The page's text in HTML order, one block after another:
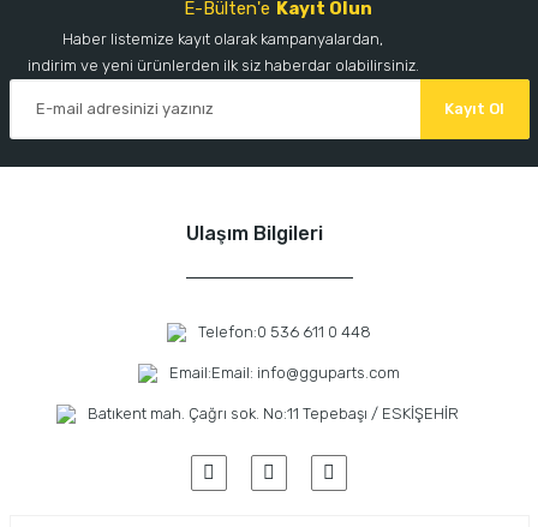
E-Bülten'e Kayıt Olun
Haber listemize kayıt olarak kampanyalardan,
indirim ve yeni ürünlerden ilk siz haberdar olabilirsiniz.
Kayıt Ol
Ulaşım Bilgileri
Telefon:0 536 611 0 448
Email:Email: info@gguparts.com
Batıkent mah. Çağrı sok. No:11 Tepebaşı / ESKİŞEHİR